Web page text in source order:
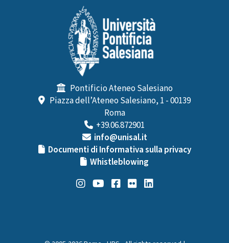
Pontificio Ateneo Salesiano
Piazza dell’Ateneo Salesiano, 1 - 00139
Roma
+39.06.872901
info@unisal.it
Documenti di Informativa sulla privacy
Whistleblowing